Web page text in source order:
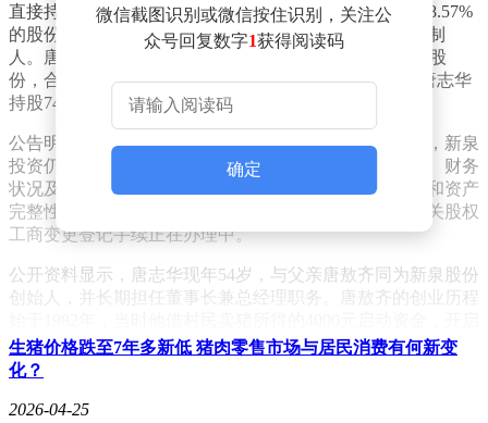
直接持有公司8.69%的股份，并通过新泉投资间接持有18.57%
的股份，合计持股比例达27.26%，成为公司新的实际控制
人。唐美华则直接持有1.77%的股份，间接持有6.36%的股
份，合计持股8.13%。新泉投资的股权结构随之调整为唐志华
持股74.50%、唐美华持股25.50%。
公告明确指出，此次权益变动未改变公司控股股东地位，新泉
投资仍为控股股东。公司主营业务结构、日常生产经营、财务
状况及管理层稳定性均不受影响，人员独立、财务独立和资产
完整性得以保持，中小投资者利益未受损害。目前，相关股权
工商变更登记手续正在办理中。
公开资料显示，唐志华现年54岁，与父亲唐敖齐同为新泉股份
创始人，并长期担任董事长兼总经理职务。唐敖齐的创业历程
创业之路。1993年，他与唐志华共同创立新泉股份前身，2001
年正式成立公司，并于2017年在上交所主板上市。公司主营业
售，客户包括比亚迪、吉利、理想、蔚来、一汽、长城、长安
微信截图识别或微信按住识别，关注公
众号回复数字1获得阅读码
确定
生猪价格跌至7年多新低 猪肉零售市场与居民消费有何新变
化？
2026-04-25